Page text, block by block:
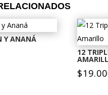
Y ANANÁ
12
$